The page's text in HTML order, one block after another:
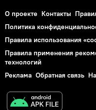
О проекте Контакты
Политика
Правила использования
Правила применения
технологий
Реклама Обратная связь